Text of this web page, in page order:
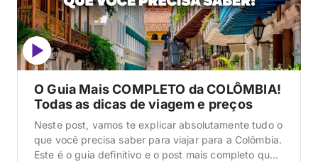
O Guia Mais COMPLETO da COLÔMBIA!
Todas as dicas de viagem e preços
Neste post, vamos te explicar absolutamente tudo o
que você precisa saber para viajar para a Colômbia.
Este é o guia definitivo e o post mais completo que